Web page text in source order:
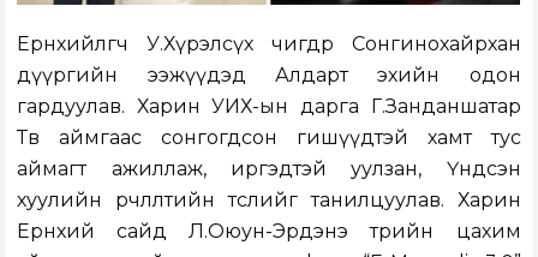
Ерөнхийлөгч У.Хүрэлсүх өчигдөр Сонгинохайрхан
дүүргийн ээжүүдэд Алдарт эхийн одон
гардуулав. Харин УИХ-ын дарга Г.Занданшатар
Төв аймгаас сонгогдсон гишүүдтэй хамт тус
аймагт ажиллаж, иргэдтэй уулзан, Үндсэн
хуулийн өөрчлөлтийн төслийг танилцуулав. Харин
Ерөнхий сайд Л.Оюун-Эрдэнэ төрийн цахим